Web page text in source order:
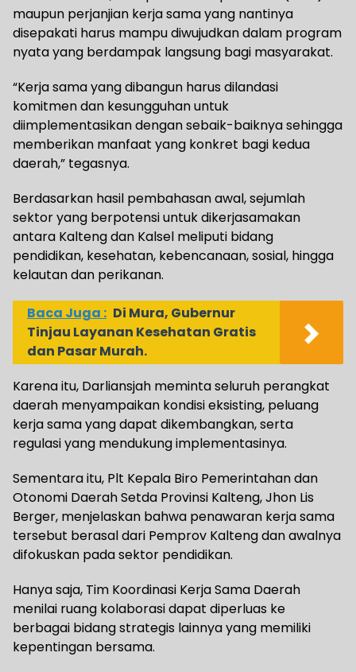
maupun perjanjian kerja sama yang nantinya
disepakati harus mampu diwujudkan dalam program
nyata yang berdampak langsung bagi masyarakat.
“Kerja sama yang dibangun harus dilandasi
komitmen dan kesungguhan untuk
diimplementasikan dengan sebaik-baiknya sehingga
memberikan manfaat yang konkret bagi kedua
daerah,” tegasnya.
Berdasarkan hasil pembahasan awal, sejumlah
sektor yang berpotensi untuk dikerjasamakan
antara Kalteng dan Kalsel meliputi bidang
pendidikan, kesehatan, kebencanaan, sosial, hingga
kelautan dan perikanan.
Baca Juga : Di Mura, Gubernur
Tinjau Layanan Kesehatan Gratis
dan Pasar Murah.
Karena itu, Darliansjah meminta seluruh perangkat
daerah menyampaikan kondisi eksisting, peluang
kerja sama yang dapat dikembangkan, serta
regulasi yang mendukung implementasinya.
Sementara itu, Plt Kepala Biro Pemerintahan dan
Otonomi Daerah Setda Provinsi Kalteng, Jhon Lis
Berger, menjelaskan bahwa penawaran kerja sama
tersebut berasal dari Pemprov Kalteng dan awalnya
difokuskan pada sektor pendidikan.
Hanya saja, Tim Koordinasi Kerja Sama Daerah
menilai ruang kolaborasi dapat diperluas ke
berbagai bidang strategis lainnya yang memiliki
kepentingan bersama.